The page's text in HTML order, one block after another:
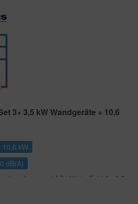
3× 3,5 kW Wandgeräte + 10,6
10,6 kW
dB(A)
Logacool AC166i im Set | 3× 3,5